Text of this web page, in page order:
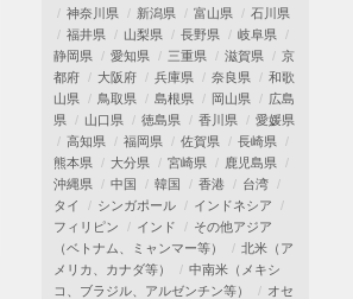
神奈川県
新潟県 富山県
石川県
福井県
山梨県 長野県
岐阜県
静岡県
愛知県 三重県 滋賀県
京
都府
大阪府 兵庫県 奈良県
和歌
山県
鳥取県 島根県 岡山県
広島
県
山口県 徳島県 香川県
愛媛県
高知県
福岡県 佐賀県
長崎県
熊本県
大分県 宮崎県
鹿児島県
沖縄県
中国 韓国 香港
台湾
タイ
シンガポール
インドネシア
フィリピン
インド
その他アジア
（ベトナム、ミャンマー等）
北米（ア
メリカ、カナダ等）
中南米（メキシ
コ、ブラジル、アルゼンチン等）
オセ